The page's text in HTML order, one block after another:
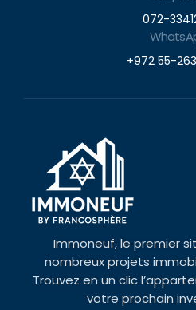
072-
+972 55-
Immoneuf, le premier
nombreux projets
Trouvez en un clic
votre prochain